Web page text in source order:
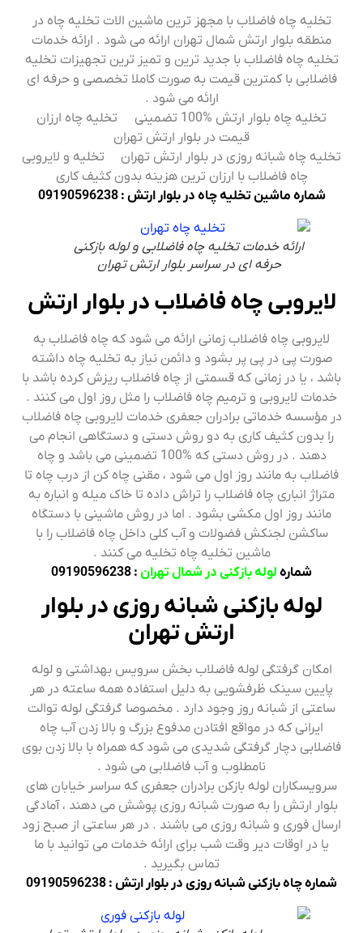
تخلیه چاه فاضلاب با مجهز ترین ماشین الات تخلیه چاه در
منطقه بلوار ارتش شمال تهران ارائه می شود . ارائه خدمات
تخلیه چاه فاضلاب با جدید ترین و تمیز ترین تجهیزات تخلیه
فاضلابی با کمترین قیمت به صورت کاملا تخصصی و حرفه ای
ارائه می شود .
تخلیه چاه بلوار ارتش %100 تضمینی تخلیه چاه ارزان
قیمت در بلوار ارتش تهران
تخلیه چاه شبانه روزی در بلوار ارتش تهران تخلیه و لایروبی
چاه فاضلاب با ارزان ترین هزینه بدون کثیف کاری
شماره ماشین تخلیه چاه در بلوار ارتش : 09190596238
ارائه خدمات تخلیه چاه فاضلابی و لوله بازکنی
حرفه ای در سراسر بلوار ارتش تهران
لایروبی چاه فاضلاب در بلوار ارتش
لایروبی چاه فاضلاب زمانی ارائه می شود که چاه فاضلاب به
صورت پی در پی پر بشود و دائمن نیاز به تخلیه چاه داشته
باشد ، یا در زمانی که قسمتی از چاه فاضلاب ریزش کرده باشد با
خدمات لایروبی و ترمیم چاه فاضلاب را مثل روز اول می کنند .
در مؤسسه خدماتی برادران جعفری خدمات لایروبی چاه فاضلاب
را بدون کثیف کاری به دو روش دستی و دستگاهی انجام می
دهند . در روش دستی که %100 تضمینی می باشد و چاه
فاضلاب به مانند روز اول می شود ، مقنی چاه کن از درب چاه تا
متراژ انباری چاه فاضلاب را تراش داده تا خاک میله و انباره به
مانند روز اول مکشی بشود . اما در روش ماشینی با دستگاه
ساکشن لجنکش فضولات و آب کلی داخل چاه فاضلاب را با
ماشین تخلیه چاه تخلیه می کنند .
شمارهلوله بازکنی در شمال تهران: 09190596238
لوله بازکنی شبانه روزی در بلوار
ارتش تهران
امکان گرفتگی لوله فاضلاب بخش سرویس بهداشتی و لوله
پایین سینک ظرفشویی به دلیل استفاده همه ساعته در هر
ساعتی از شبانه روز وجود دارد . مخصوصا گرفتگی لوله توالت
ایرانی که در مواقع افتادن مدفوع بزرگ و بالا زدن آب چاه
فاضلابی دچار گرفتگی شدیدی می شود که همراه با بالا زدن بوی
نامطلوب و آب فاضلابی می شود .
سرویسکاران لوله بازکن برادران جعفری که سراسر خیابان های
بلوار ارتش را به صورت شبانه روزی پوشش می دهند ، آمادگی
ارسال فوری و شبانه روزی می باشند . در هر ساعتی از صبح زود
یا در اوقات دیر وقت شب برای ارائه خدمات می توانید با ما
تماس بگیرید .
شماره چاه بازکنی شبانه روزی در بلوار ارتش : 09190596238